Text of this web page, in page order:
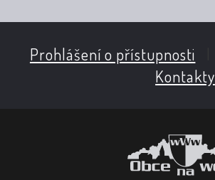
Prohlášení o přístupnosti
Kontakty